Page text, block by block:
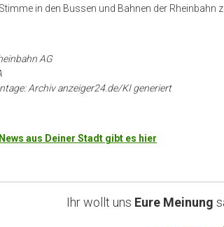
in den Bussen und Bahnen der Rheinbahn
AG
Archiv anzeiger24.de/KI generiert
aus Deiner Stadt gibt es hier
Ihr wollt uns Eure Meinung